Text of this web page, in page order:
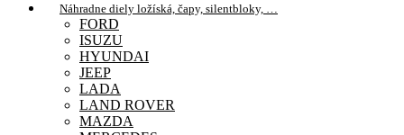
Náhradne diely ložíská, čapy, silentbloky, …
FORD
ISUZU
HYUNDAI
JEEP
LADA
LAND ROVER
MAZDA